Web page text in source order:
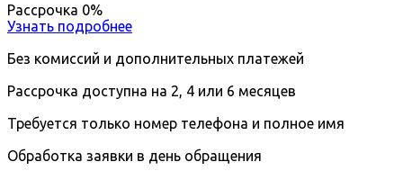
Рассрочка 0%
Узнать подробнее
Без комиссий и дополнительных платежей
Рассрочка доступна на 2, 4 или 6 месяцев
Требуется только номер телефона и полное имя
Обработка заявки в день обращения